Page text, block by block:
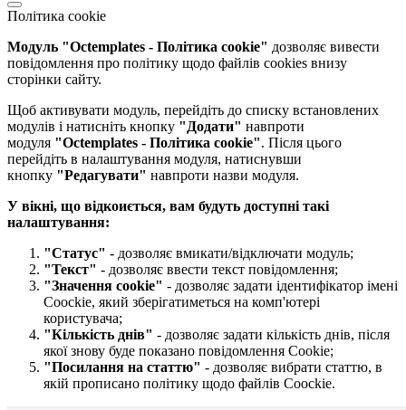
Політика cookie
Модуль "Octemplates - Політика cookie" дозволяє вивести
повідомлення про політику щодо файлів cookies внизу
сторінки сайту.
Щоб активувати модуль, перейдіть до списку встановлених
модулів і натисніть кнопку "Додати" навпроти
модуля "Octemplates - Політика cookie". Після цього
перейдіть в налаштування модуля, натиснувши
кнопку "Редагувати" навпроти назви модуля.
У вікні, що відкоиється, вам будуть доступні такі
налаштування:
"Статус" - дозволяє вмикати/відключати модуль;
"Текст" - дозволяє ввести текст повідомлення;
"Значення cookie" - дозволяє задати ідентифікатор імені
Coockie, який зберігатиметься на комп'ютері
користувача;
"Кількість днів​" - дозволяє задати кількість днів, після
якої знову буде показано повідомлення Cookie;
"Посилання на статтю​" - дозволяє вибрати статтю, в
якій прописано політику щодо файлів Coockie.